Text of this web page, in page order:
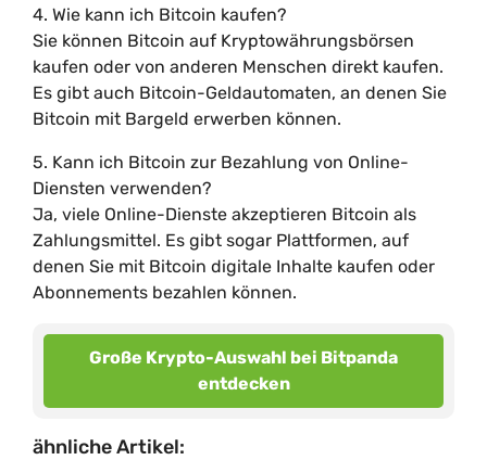
4. Wie kann ich Bitcoin kaufen?
Sie können Bitcoin auf Kryptowährungsbörsen
kaufen oder von anderen Menschen direkt kaufen.
Es gibt auch Bitcoin-Geldautomaten, an denen Sie
Bitcoin mit Bargeld erwerben können.
5. Kann ich Bitcoin zur Bezahlung von Online-
Diensten verwenden?
Ja, viele Online-Dienste akzeptieren Bitcoin als
Zahlungsmittel. Es gibt sogar Plattformen, auf
denen Sie mit Bitcoin digitale Inhalte kaufen oder
Abonnements bezahlen können.
Große Krypto-Auswahl bei Bitpanda
entdecken
ähnliche Artikel: